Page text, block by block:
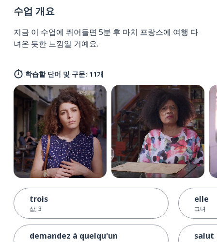
수업 개요
지금 이 수업에 뛰어들면 5분 후 마치 프랑스에 여행 다
녀온 듯한 느낌일 거예요.
학습할 단어 및 구문: 11개
trois
삼; 3
demandez à quelqu'un
elle
그녀
salut